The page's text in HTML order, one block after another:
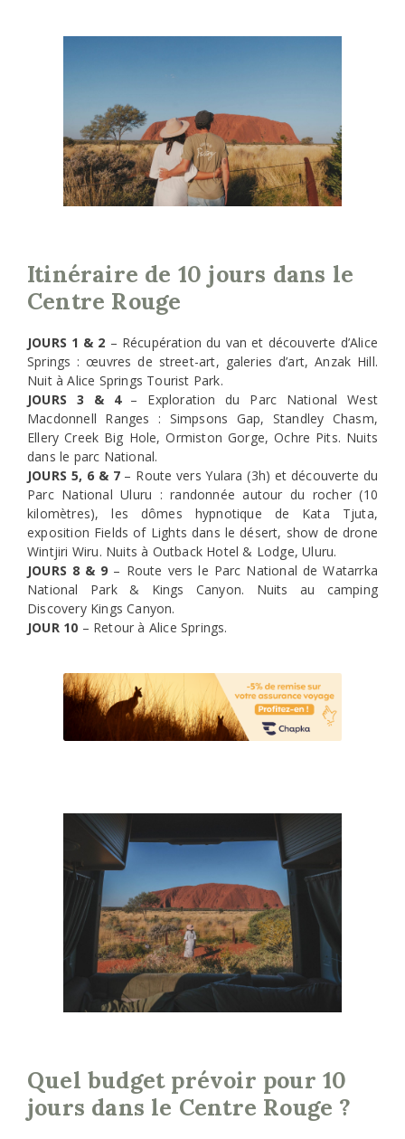
Itinéraire de 10 jours dans le
Centre Rouge
JOURS 1 & 2 – Récupération du van et découverte d’Alice
Springs : œuvres de street-art, galeries d’art, Anzak Hill.
Nuit à Alice Springs Tourist Park.
JOURS 3 & 4 – Exploration du Parc National West
Macdonnell Ranges : Simpsons Gap, Standley Chasm,
Ellery Creek Big Hole, Ormiston Gorge, Ochre Pits. Nuits
dans le parc National.
JOURS 5, 6 & 7 – Route vers Yulara (3h) et découverte du
Parc National Uluru : randonnée autour du rocher (10
kilomètres), les dômes hypnotique de Kata Tjuta,
exposition Fields of Lights dans le désert, show de drone
Wintjiri Wiru. Nuits à Outback Hotel & Lodge, Uluru.
JOURS 8 & 9 – Route vers le Parc National de Watarrka
National Park & Kings Canyon. Nuits au camping
Discovery Kings Canyon.
JOUR 10 – Retour à Alice Springs.
Quel budget prévoir pour 10
jours dans le Centre Rouge ?